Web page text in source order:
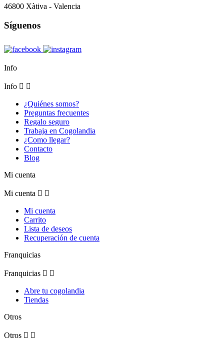
46800 Xàtiva - Valencia
Síguenos
Info
Info  
¿Quiénes somos?
Preguntas frecuentes
Regalo seguro
Trabaja en Cogolandia
¿Como llegar?
Contacto
Blog
Mi cuenta
Mi cuenta  
Mi cuenta
Carrito
Lista de deseos
Recuperación de cuenta
Franquicias
Franquicias  
Abre tu cogolandia
Tiendas
Otros
Otros  